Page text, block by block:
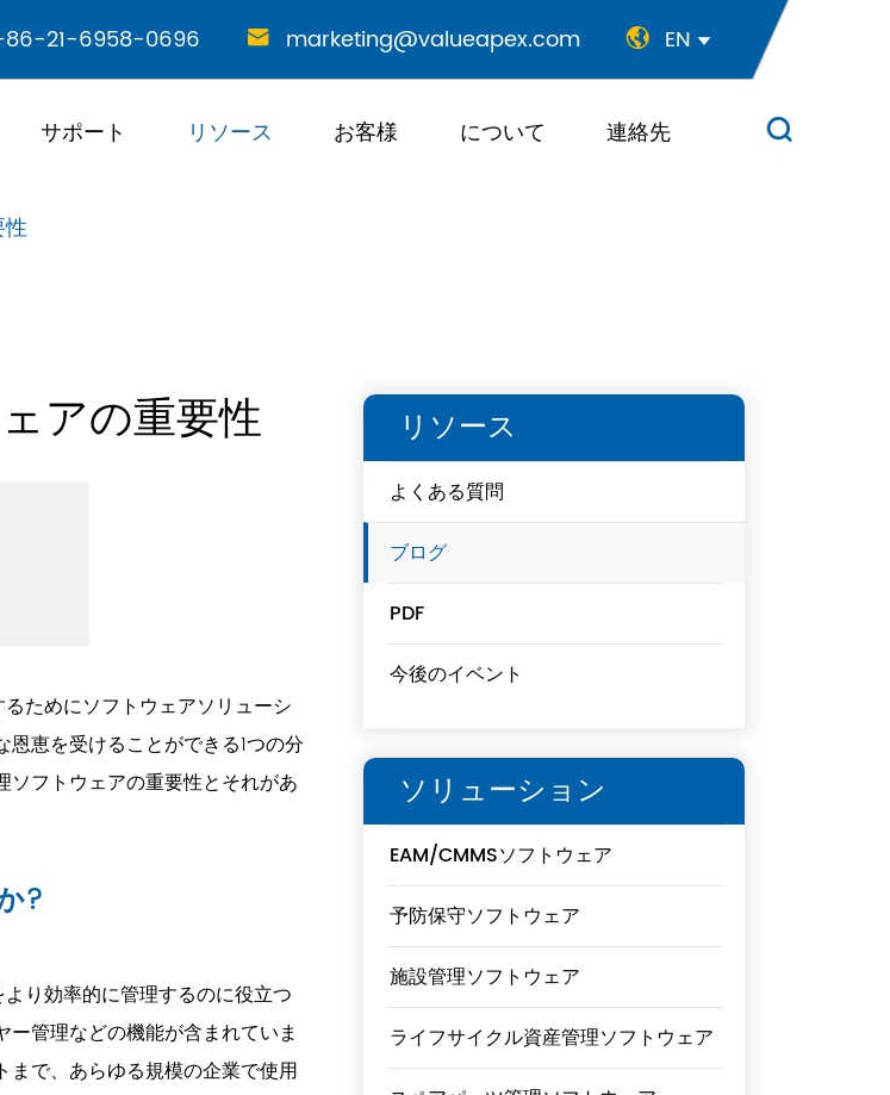
21-6958-0696  marketing@valueapex.com  EN 
サポート リソース お客様 について 連絡先 
アの重要性
ためにソフトウェアソリューシ
恵を受けることができる1つの分
フトウェアの重要性とそれがあ
?
り効率的に管理するのに役立つ
管理などの機能が含まれていま
で、あらゆる規模の企業で使用
リソース
よくある質問
ブログ
PDF
今後のイベント
ソリューション
EAM/CMMSソフトウェア
予防保守ソフトウェア
施設管理ソフトウェア
ライフサイクル資産管理ソフトウェア